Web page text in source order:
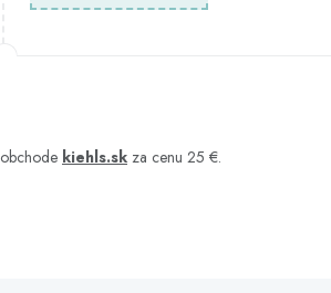
kiehls.sk za cenu 25 €.